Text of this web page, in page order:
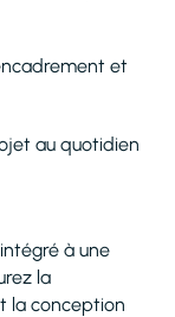
et
au quotidien
à une
la
la conception